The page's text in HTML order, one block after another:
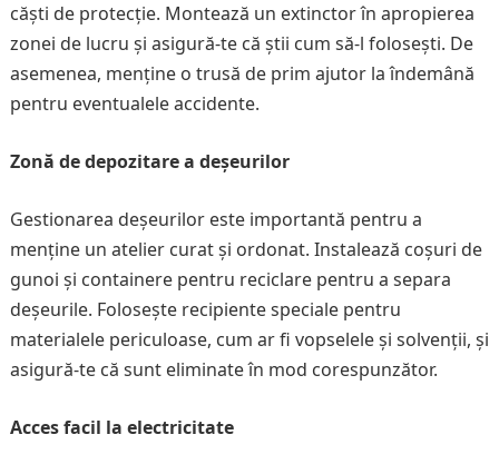
căști de protecție. Montează un extinctor în apropierea
zonei de lucru și asigură-te că știi cum să-l folosești. De
asemenea, menține o trusă de prim ajutor la îndemână
pentru eventualele accidente.
Zonă de depozitare a deșeurilor
Gestionarea deșeurilor este importantă pentru a
menține un atelier curat și ordonat. Instalează coșuri de
gunoi și containere pentru reciclare pentru a separa
deșeurile. Folosește recipiente speciale pentru
materialele periculoase, cum ar fi vopselele și solvenții, și
asigură-te că sunt eliminate în mod corespunzător.
Acces facil la electricitate